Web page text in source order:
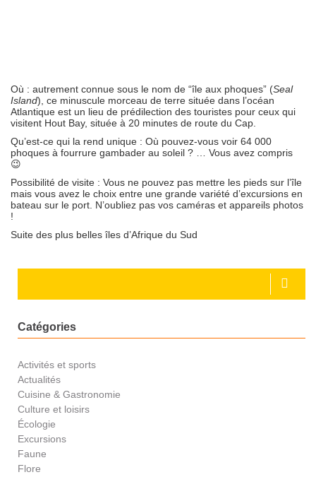
Où : autrement connue sous le nom de “île aux phoques” (Seal
Island), ce minuscule morceau de terre située dans l’océan
Atlantique est un lieu de prédilection des touristes pour ceux qui
visitent Hout Bay, située à 20 minutes de route du Cap.
Qu’est-ce qui la rend unique : Où pouvez-vous voir 64 000
phoques à fourrure gambader au soleil ? … Vous avez compris
😉
Possibilité de visite : Vous ne pouvez pas mettre les pieds sur l’île
mais vous avez le choix entre une grande variété d’excursions en
bateau sur le port. N’oubliez pas vos caméras et appareils photos
!
Suite des plus belles îles d’Afrique du Sud
Catégories
Activités et sports
Actualités
Cuisine & Gastronomie
Culture et loisirs
Écologie
Excursions
Faune
Flore